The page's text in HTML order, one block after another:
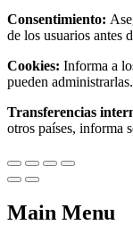
Consentimiento:
de los usuarios antes
Cookies: Informa a
pueden administrarlas.
Transferencias
otros países, informa
Main Menu